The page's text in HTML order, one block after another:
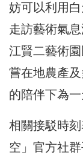
妨可以利用
走訪藝術氣
江賢二藝術
嘗在地農產
的陪伴下為
相關接駁時
空」官方社